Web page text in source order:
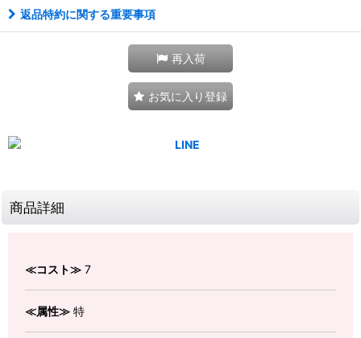
返品特約に関する重要事項
再入荷
お気に入り登録
商品詳細
≪コスト≫ 7
≪属性≫ 特